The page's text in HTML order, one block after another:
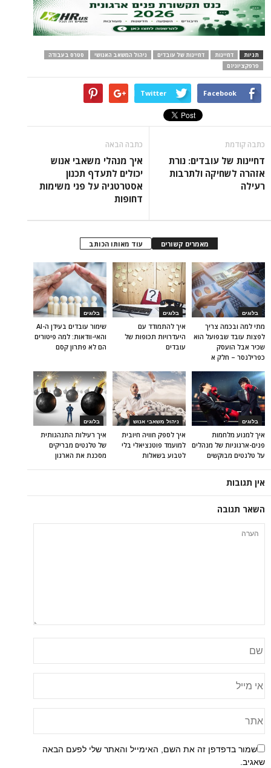
תגיות דחיינות דחיינות של עובדים ניהול המשאב האנושי
סטרס בעבודה
פרפקציוניזם
Facebook
Twitter
כתבה קודמת
דחיינות של עובדים: נורת
אזהרה לשחיקה ולתרבות
רעילה
כתבה הבאה
איך מנהלי משאבי אנוש
יכולים לתעדף תכנון
אסטרטגיה על פני משימות
דחופות
מאמרים קשורים עוד מאותו הכותב
בלוגים
שימור עובדים בעידן ה-AI
והאי-וודאות: למה פיטורים
הם לא פתרון קסם
בלוגים
איך להתמודד עם
היעדרויות תכופות של
עובדים
בלוגים
מתי למה ובכמה צריך
לפצות עובד שבפועל הוא
שכיר אבל הועסק
כפרילנסר – חלק א
בלוגים
איך רעילות התנהגותית
של טלנטים מבריקים
מסכנת את הארגון
ניהול משאבי אנוש
איך לספק חוויה חיובית
למועמד פוטנציאלי בלי
לטבוע בשאלות
בלוגים
איך למנוע מלחמות
פנים-ארגוניות של מנהלים
על טלנטים מבוקשים
אין תגובות
השאר תגובה
שמור בדפדפן זה את השם, האימייל והאתר שלי לפעם הבאה
שאגיב.